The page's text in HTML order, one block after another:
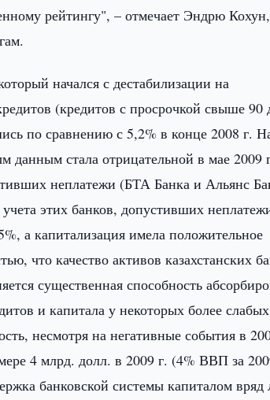
рейтингу", – отмечает Эндрю Кохун,
начался с дестабилизации на
(кредитов с просрочкой свыше 90
по сравнению с 5,2% в конце 2008 г.
данным стала отрицательной в мае 2009
неплатежи (БТА Банка и Альянс
этих банков, допустивших
а капитализация имела положительное
что качество активов казахстанских
существенная способность
и капитала у некоторых более слабых
несмотря на негативные события в
4 млрд. долл. в 2009 г. (4% ВВП за
банковской системы капиталом вряд